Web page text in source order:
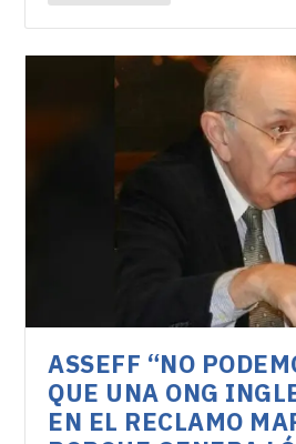
ASSEFF “NO
QUE UNA ONG
EN EL RECLAMO